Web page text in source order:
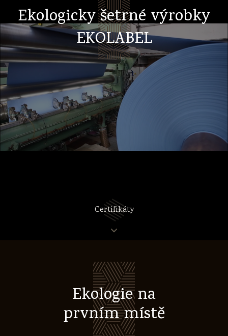
Certifikáty
Ekologicky šetrné výrobky
EKOLABEL
Ekologie na
prvním místě